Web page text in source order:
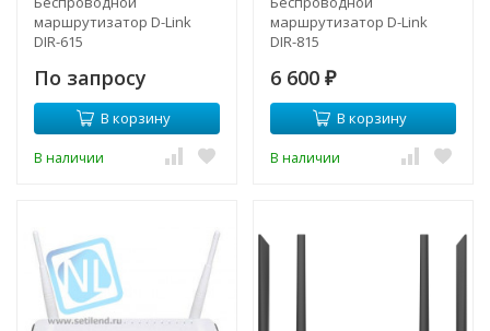
маршрутизатор D-Link
DIR-615
По запросу
В корзину
В наличии
маршрутизатор D-Link
DIR-815
6 600 ₽
В корзину
В наличии